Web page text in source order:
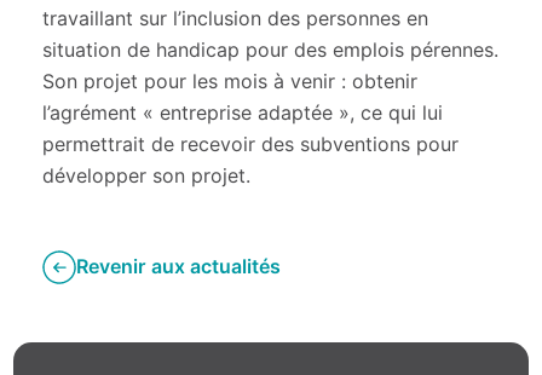
travaillant sur l’inclusion des personnes en
situation de handicap pour des emplois pérennes.
Son projet pour les mois à venir : obtenir
l’agrément « entreprise adaptée », ce qui lui
permettrait de recevoir des subventions pour
développer son projet.
Revenir aux actualités